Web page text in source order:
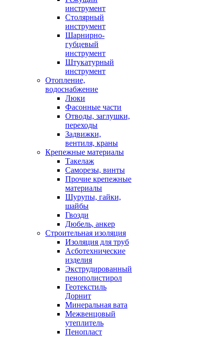
инструмент
Столярный
инструмент
Шарнирно-
губцевый
инструмент
Штукатурный
инструмент
Отопление,
водоснабжение
Люки
Фасонные части
Отводы, заглушки,
переходы
Задвижки,
вентиля, краны
Крепежные материалы
Такелаж
Саморезы, винты
Прочие крепежные
материалы
Шурупы, гайки,
шайбы
Гвозди
Дюбель, анкер
Строительная изоляция
Изоляция для труб
Асботехнические
изделия
Экструдированный
пенополистирол
Геотекстиль
Дорнит
Минеральная вата
Межвенцовый
утеплитель
Пенопласт